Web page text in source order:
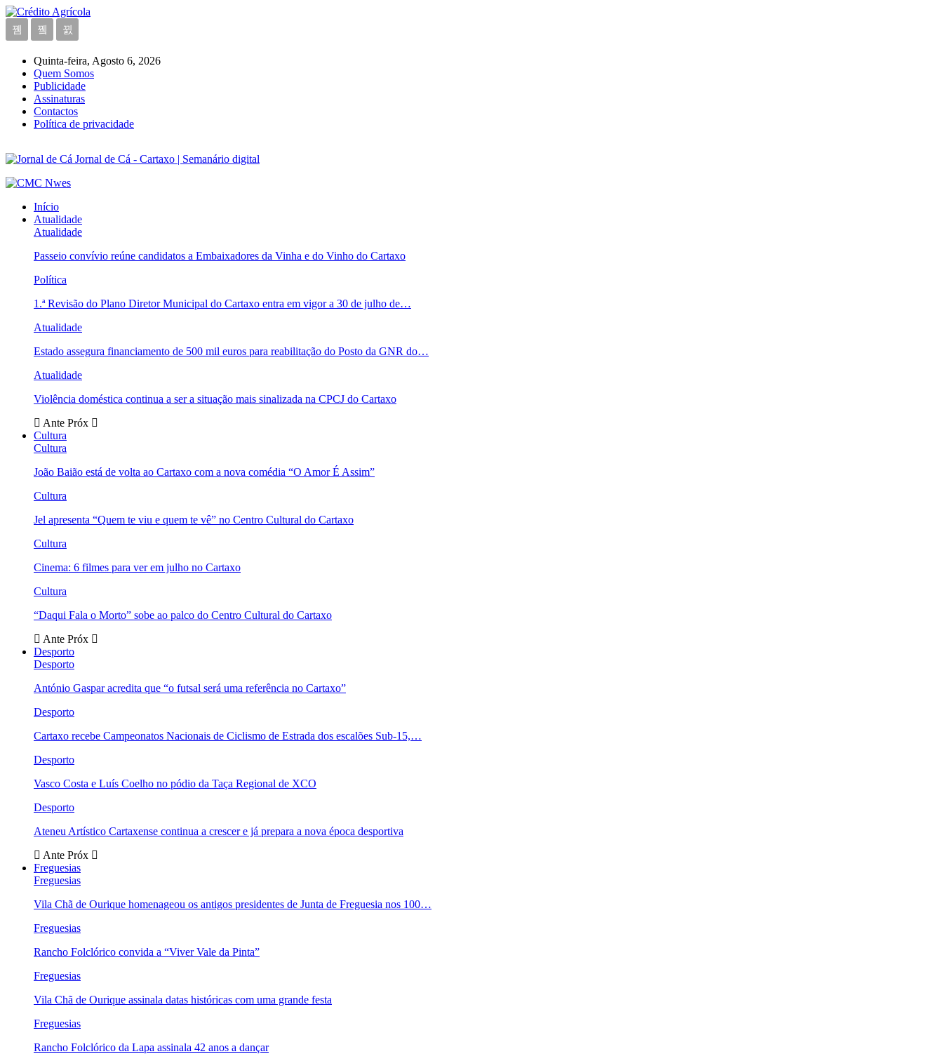
Quinta-feira, Agosto 6, 2026
Quem Somos
Publicidade
Assinaturas
Contactos
Política de privacidade
Jornal de Cá - Cartaxo | Semanário digital
Início
Atualidade
Atualidade
Passeio convívio reúne candidatos a Embaixadores da Vinha e do Vinho do Cartaxo
Política
1.ª Revisão do Plano Diretor Municipal do Cartaxo entra em vigor a 30 de julho de…
Atualidade
Estado assegura financiamento de 500 mil euros para reabilitação do Posto da GNR do…
Atualidade
Violência doméstica continua a ser a situação mais sinalizada na CPCJ do Cartaxo
Ante Próx
Cultura
Cultura
João Baião está de volta ao Cartaxo com a nova comédia “O Amor É Assim”
Cultura
Jel apresenta “Quem te viu e quem te vê” no Centro Cultural do Cartaxo
Cultura
Cinema: 6 filmes para ver em julho no Cartaxo
Cultura
“Daqui Fala o Morto” sobe ao palco do Centro Cultural do Cartaxo
Ante Próx
Desporto
Desporto
António Gaspar acredita que “o futsal será uma referência no Cartaxo”
Desporto
Cartaxo recebe Campeonatos Nacionais de Ciclismo de Estrada dos escalões Sub-15,…
Desporto
Vasco Costa e Luís Coelho no pódio da Taça Regional de XCO
Desporto
Ateneu Artístico Cartaxense continua a crescer e já prepara a nova época desportiva
Ante Próx
Freguesias
Freguesias
Vila Chã de Ourique homenageou os antigos presidentes de Junta de Freguesia nos 100…
Freguesias
Rancho Folclórico convida a “Viver Vale da Pinta”
Freguesias
Vila Chã de Ourique assinala datas históricas com uma grande festa
Freguesias
Rancho Folclórico da Lapa assinala 42 anos a dançar